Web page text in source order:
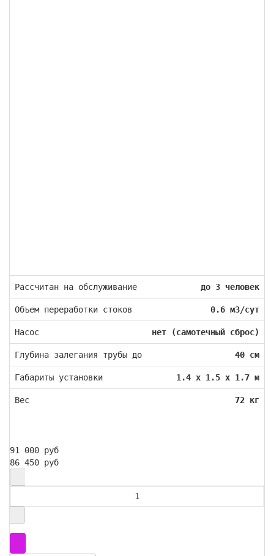
Рассчитан на обслуживание до 3 человек
Объем переработки стоков 0.6 м3/сут
Насос нет (самотечный сброс)
Глубина залегания трубы до 40 см
Габариты установки 1.4 х 1.5 х 1.7 м
Вес 72 кг
91 000 руб
86 450 руб